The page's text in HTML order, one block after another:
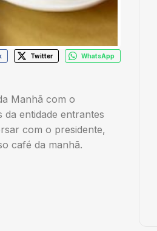
Twitter WhatsApp
Manhã com o
da entidade entrantes
com o presidente,
café da manhã.